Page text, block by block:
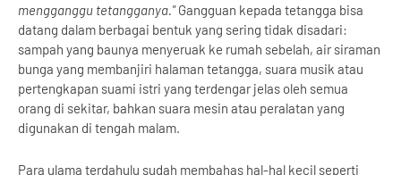
mengganggu tetangganya."Gangguan kepada tetangga bisa
datang dalam berbagai bentuk yang sering tidak disadari:
sampah yang baunya menyeruak ke rumah sebelah, air siraman
bunga yang membanjiri halaman tetangga, suara musik atau
pertengkapan suami istri yang terdengar jelas oleh semua
orang di sekitar, bahkan suara mesin atau peralatan yang
digunakan di tengah malam.
Para ulama terdahulu sudah membahas hal-hal kecil seperti